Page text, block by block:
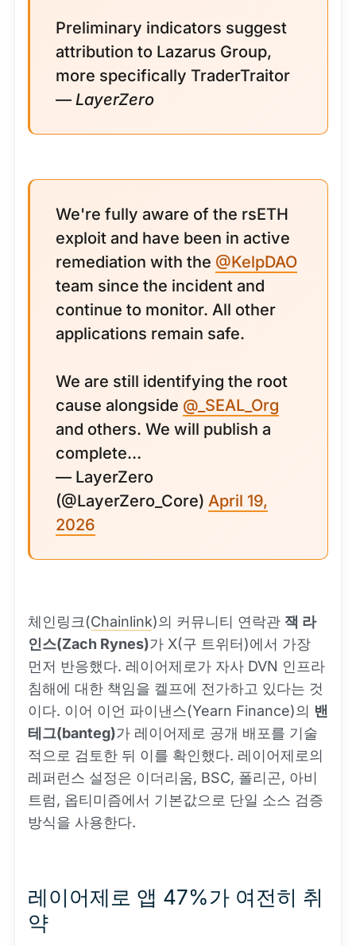
Preliminary indicators suggest
attribution to Lazarus Group,
more specifically TraderTraitor
— LayerZero
We're fully aware of the rsETH
exploit and have been in active
remediation with the @KelpDAO
team since the incident and
continue to monitor. All other
applications remain safe.
We are still identifying the root
cause alongside @_SEAL_Org
and others. We will publish a
complete…
— LayerZero
(@LayerZero_Core) April 19,
2026
체인링크(Chainlink)의 커뮤니티 연락관 잭 라
인스(Zach Rynes)가 X(구 트위터)에서 가장
먼저 반응했다. 레이어제로가 자사 DVN 인프라
침해에 대한 책임을 켈프에 전가하고 있다는 것
이다. 이어 이언 파이낸스(Yearn Finance)의 밴
테그(banteg)가 레이어제로 공개 배포를 기술
적으로 검토한 뒤 이를 확인했다. 레이어제로의
레퍼런스 설정은 이더리움, BSC, 폴리곤, 아비
트럼, 옵티미즘에서 기본값으로 단일 소스 검증
방식을 사용한다.
레이어제로 앱 47%가 여전히 취
약